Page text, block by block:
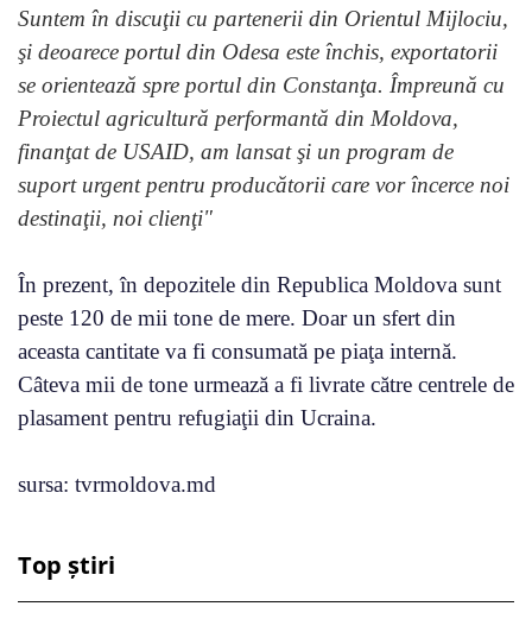
Suntem în discuţii cu partenerii din Orientul Mijlociu,
şi deoarece portul din Odesa este închis, exportatorii
se orientează spre portul din Constanţa. Împreună cu
Proiectul agricultură performantă din Moldova,
finanţat de USAID, am lansat şi un program de
suport urgent pentru producătorii care vor încerce noi
destinaţii, noi clienţi"
În prezent, în depozitele din Republica Moldova sunt
peste 120 de mii tone de mere. Doar un sfert din
aceasta cantitate va fi consumată pe piaţa internă.
Câteva mii de tone urmează a fi livrate către centrele de
plasament pentru refugiaţii din Ucraina.
sursa: tvrmoldova.md
Top știri